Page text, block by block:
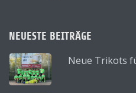
NEUESTE BEITRÄGE
Neue Trikots